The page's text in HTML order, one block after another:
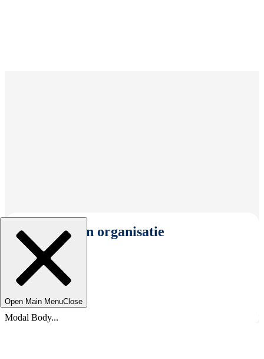
Selecteer een organisatie
Open Main MenuClose
Modal Body...